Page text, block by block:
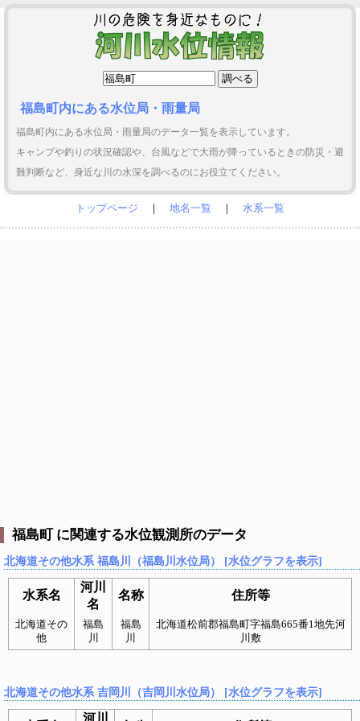
福島町内にある水位局・雨量局
福島町内にある水位局・雨量局のデータ一覧を表示しています。
キャンプや釣りの状況確認や、台風などで大雨が降っているときの防災・避
難判断など、身近な川の水深を調べるのにお役立てください。
トップページ ｜ 地名一覧 ｜ 水系一覧
福島町 に関連する水位観測所のデータ
北海道その他水系 福島川（福島川水位局） [水位グラフを表示]
水系名
河川
名
名称 住所等
北海道その
他
福島
川
福島
川
北海道松前郡福島町字福島665番1地先河
川敷
北海道その他水系 吉岡川（吉岡川水位局） [水位グラフを表示]
河川